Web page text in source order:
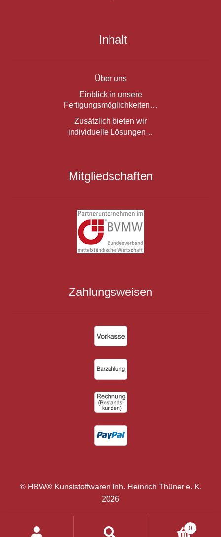
Inhalt
Über uns
Einblick in unsere
Fertigungsmöglichkeiten…
Zusätzlich bieten wir
individuelle Lösungen…
Mitgliedschaften
Zahlungsweisen
© HBW® Kunststoffwaren Inh. Heinrich Thüner e. K.
2026
Products
search
0